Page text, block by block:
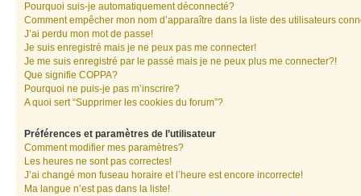
Pourquoi suis-je automatiquement déconnecté?
Comment empêcher mon nom d’apparaître dans la liste des utilisateurs
J’ai perdu mon mot de passe!
Je suis enregistré mais je ne peux pas me connecter!
Je me suis enregistré par le passé mais je ne peux plus me connecter?!
Que signifie COPPA?
Pourquoi ne puis-je pas m’inscrire?
A quoi sert “Supprimer les cookies du forum”?
Préférences et paramètres de l’utilisateur
Comment modifier mes paramètres?
Les heures ne sont pas correctes!
J’ai changé mon fuseau horaire et l’heure est encore incorrecte!
Ma langue n’est pas dans la liste!